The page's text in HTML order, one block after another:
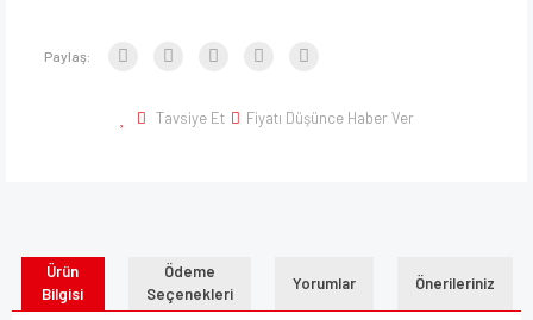
Paylaş:
Tavsiye Et Fiyatı Düşünce Haber Ver
Ürün
Bilgisi
Ödeme
Seçenekleri
Yorumlar Önerileriniz